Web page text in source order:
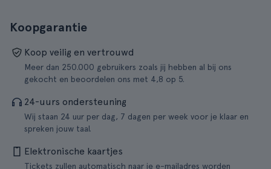
Koopgarantie
Koop veilig en vertrouwd
Meer dan 250.000 gebruikers zoals jij hebben al bij ons
gekocht en beoordelen ons met 4,8 op 5.
24-uurs ondersteuning
Wij staan 24 uur per dag, 7 dagen per week voor je klaar en
spreken jouw taal.
Elektronische kaartjes
Tickets zullen automatisch naar je e-mailadres worden